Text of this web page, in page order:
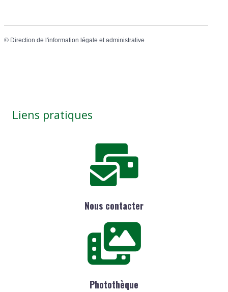
© Direction de l'information légale et administrative
Liens pratiques
Nous contacter
Photothèque